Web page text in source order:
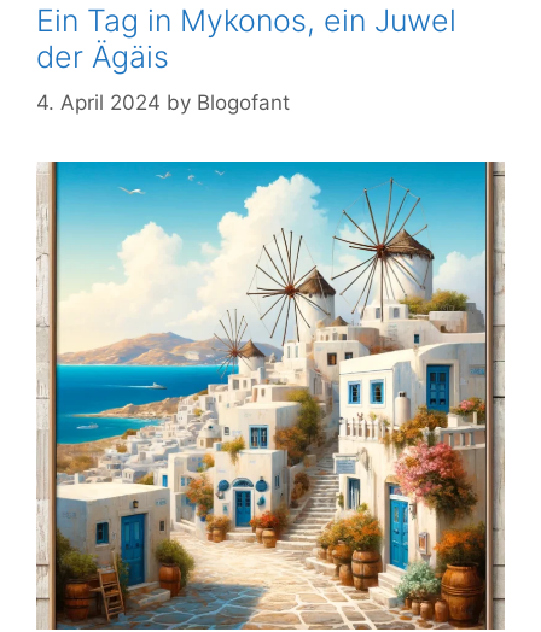
Ein Tag in Mykonos, ein Juwel
der Ägäis
4. April 2024 by Blogofant